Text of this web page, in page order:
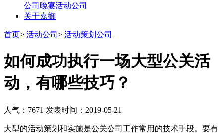
公司 晚宴活动公司
关于嘉御
首页> 活动公司 > 活动策划公司
如何成功执行一场大型公关活
动，有哪些技巧？
人气：7671 发表时间：2019-05-21
大型的活动策划和实施是公关公司工作常用的技术手段。要有